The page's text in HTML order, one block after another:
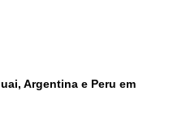
Argentina e Peru em